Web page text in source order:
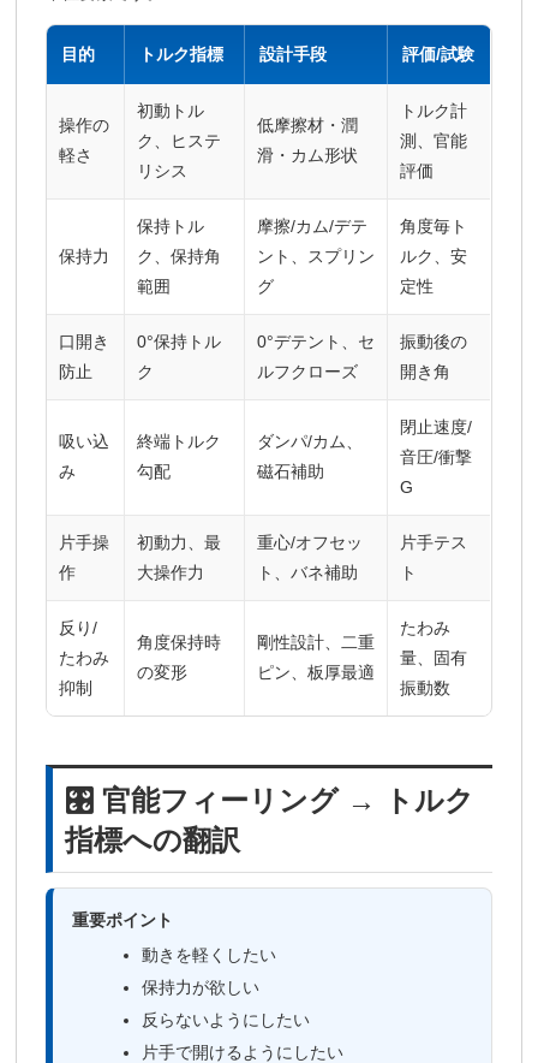
目的 トルク指標 設計手段 評価/試験
操作の
軽さ
初動トル
ク、ヒステ
リシス
低摩擦材・潤
滑・カム形状
トルク計
測、官能
評価
保持力
保持トル
ク、保持角
範囲
摩擦/カム/デテ
ント、スプリン
グ
角度毎ト
ルク、安
定性
口開き
防止
0°保持トル
ク
0°デテント、セ
ルフクローズ
振動後の
開き角
吸い込
み
終端トルク
勾配
ダンパ/カム、
磁石補助
閉止速度/
音圧/衝撃
G
片手操
作
初動力、最
大操作力
重心/オフセッ
ト、バネ補助
片手テス
ト
反り/
たわみ
抑制
角度保持時
の変形
剛性設計、二重
ピン、板厚最適
たわみ
量、固有
振動数
🎛️ 官能フィーリング → トルク
指標への翻訳
重要ポイント
動きを軽くしたい
保持力が欲しい
反らないようにしたい
片手で開けるようにしたい